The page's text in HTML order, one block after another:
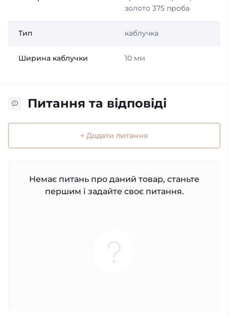
золото 375 проба
Тип каблучка
Ширина каблучки 10 мм
Питання та відповіді
+ Додати питання
Немає питань про даний товар, станьте
першим і задайте своє питання.